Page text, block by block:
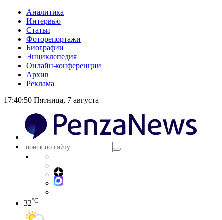
Аналитика
Интервью
Статьи
Фоторепортажи
Биографии
Энциклопедия
Онлайн-конференции
Архив
Реклама
17:40:50 Пятница, 7 августа
32°C